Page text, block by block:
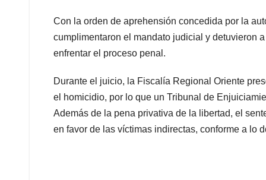
Con la orden de aprehensión concedida por la
cumplimentaron el mandato judicial y detuvieron
enfrentar el proceso penal.
Durante el juicio, la Fiscalía Regional Oriente
el homicidio, por lo que un Tribunal de
Además de la pena privativa de la libertad, el
en favor de las víctimas indirectas, conforme a lo